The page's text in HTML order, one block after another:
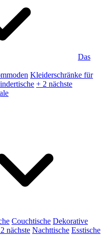
Das
Kleiderschränke für
+ 2 nächste
Couchtische Dekorative
nächste Nachttische Esstische